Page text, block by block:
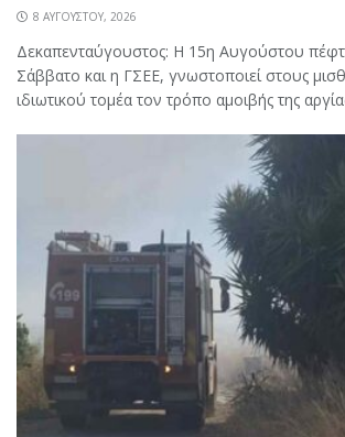
8 ΑΥΓΟΎΣΤΟΥ, 2026
Δεκαπενταύγουστος: Η 15η Αυγούστου
Σάββατο και η ΓΣΕΕ, γνωστοποιεί στους
ιδιωτικού τομέα τον τρόπο αμοιβής της